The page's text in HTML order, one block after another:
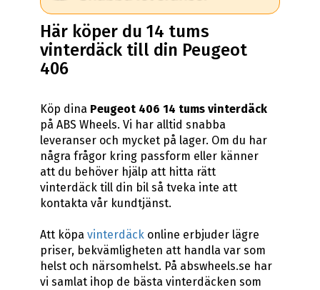
Här köper du 14 tums
vinterdäck till din Peugeot
406
Köp dina Peugeot 406 14 tums vinterdäck
på ABS Wheels. Vi har alltid snabba
leveranser och mycket på lager. Om du har
några frågor kring passform eller känner
att du behöver hjälp att hitta rätt
vinterdäck till din bil så tveka inte att
kontakta vår kundtjänst.
Att köpavinterdäck online erbjuder lägre
priser, bekvämligheten att handla var som
helst och närsomhelst. På abswheels.se har
vi samlat ihop de bästa vinterdäcken som